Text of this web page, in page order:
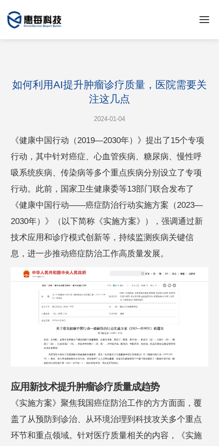
如何利用AI提升肿瘤诊疗质量，医院需要关
注这几点
2024-01-04
《健康中国行动（2019—2030年）》提出了15个专项
行动，其中针对癌症、心血管疾病、糖尿病、慢性呼
吸系统疾病、传染病等多个重点疾病分别设立了专项
行动。此前，国家卫生健康委等13部门联合发布了
《健康中国行动——癌症防治行动实施方案（2023—
2030年）》（以下简称《实施方案》），强调通过新
技术应用和诊疗模式创新等，持续监测疾病关键信
息，进一步推动癌症防治工作高质量发展。
应用新技术提升肿瘤诊疗质量成趋势
《实施方案》聚焦我国癌症防治工作的方方面面，覆
盖了从预防到诊治、从环境治理到科技攻关多个重点
环节和重点领域。针对医疗质量相关的内容，《实施